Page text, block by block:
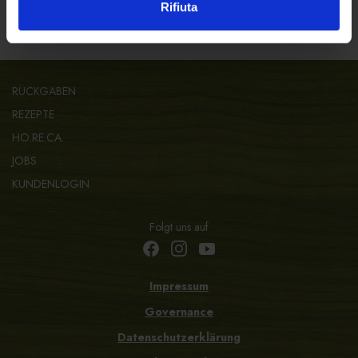
Rifiuta
RÜCKGABEN
REZEPTE
HO.RE.CA.
JOBS
KUNDENLOGIN
Folgt uns auf
Impressum
Governance
Datenschutzerklärung